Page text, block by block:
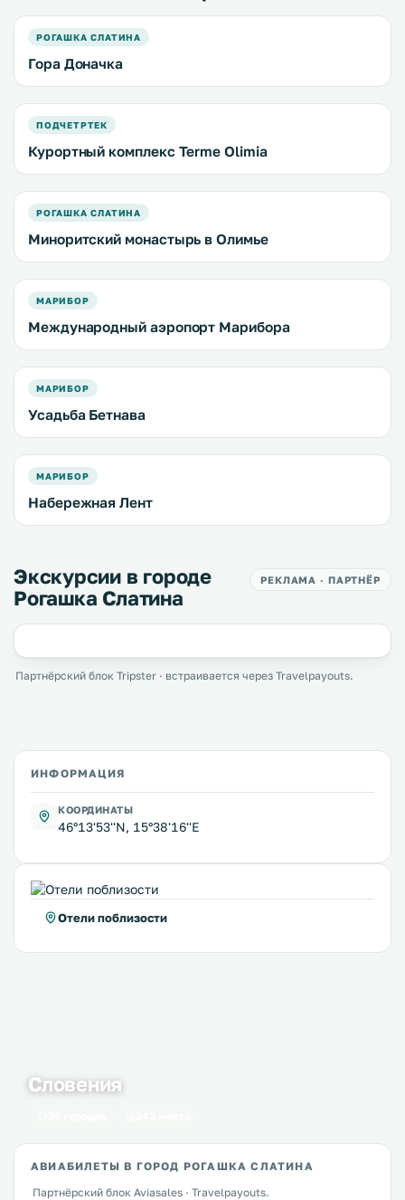
РОГАШКА СЛАТИНА
Гора Доначка
ПОДЧЕТРТЕК
Курортный комплекс Terme Olimia
РОГАШКА СЛАТИНА
Миноритский монастырь в Олимье
МАРИБОР
Международный аэропорт Марибора
МАРИБОР
Усадьба Бетнава
МАРИБОР
Набережная Лент
Экскурсии в городе
Рогашка Слатина
РЕКЛАМА · ПАРТНЁР
Партнёрский блок Tripster · встраивается через Travelpayouts.
ИНФОРМАЦИЯ
КООРДИНАТЫ
46°13'53''N, 15°38'16''E
Отели поблизости
Словения
АВИАБИЛЕТЫ В ГОРОД РОГАШКА СЛАТИНА
Партнёрский блок Aviasales · Travelpayouts.